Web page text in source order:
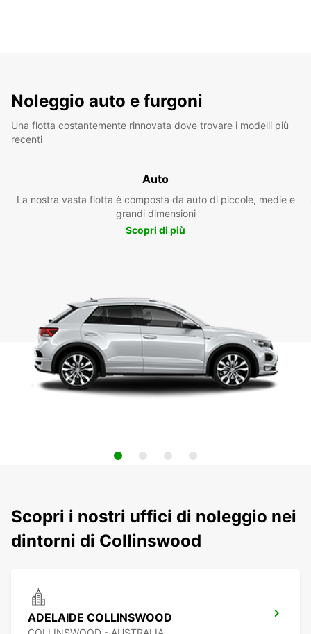
Noleggio auto e furgoni
Una flotta costantemente rinnovata dove trovare i modelli più
recenti
Auto
La nostra vasta flotta è composta da auto di piccole, medie e
grandi dimensioni
Scopri di più
Scopri i nostri uffici di noleggio nei
dintorni di Collinswood
ADELAIDE COLLINSWOOD